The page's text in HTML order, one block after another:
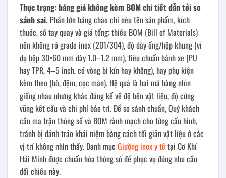
Thực trạng: bảng giá không kèm BOM chi tiết dẫn tới so
sánh sai. Phần lớn bảng chào chỉ nêu tên sản phẩm, kích
thước, số tay quay và giá tổng; thiếu BOM (Bill of Materials)
nên không rõ grade inox (201/304), độ dày ống/hộp khung (ví
dụ hộp 30×60 mm dày 1.0–1.2 mm), tiêu chuẩn bánh xe (PU
hay TPR, 4–5 inch, có vòng bi kín hay không), hay phụ kiện
kèm theo (bô, đệm, cọc màn). Hệ quả là hai mã hàng nhìn
giống nhau nhưng khác đáng kể về độ bền vật liệu, độ cứng
vững kết cấu và chi phí bảo trì. Để so sánh chuẩn, Quý khách
cần ma trận thông số và BOM rành mạch cho từng cấu hình,
tránh bị đánh tráo khái niệm bằng cách tối giản vật liệu ở các
vị trí không nhìn thấy. Danh mục Giường inox y tếtại Cơ Khí
Hải Minh được chuẩn hóa thông số để phục vụ đúng nhu cầu
đối chiếu này.